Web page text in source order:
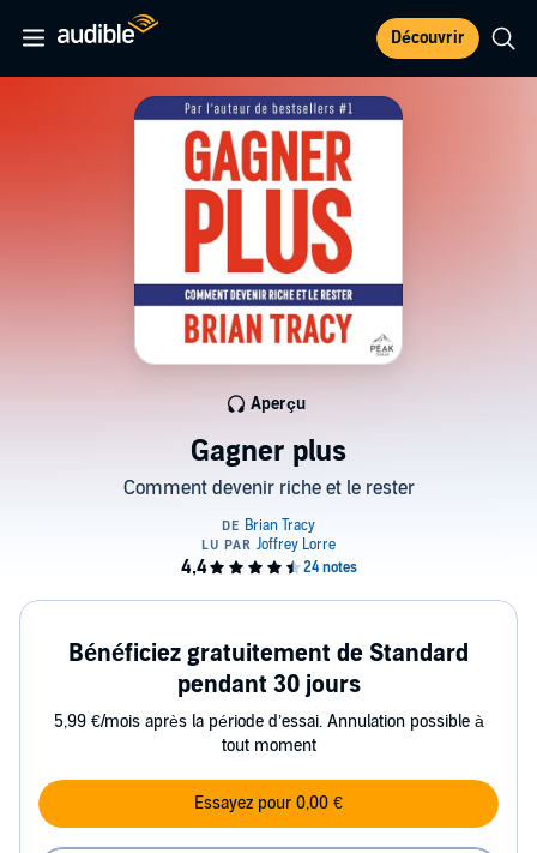
Découvrir
Gagner plus
Comment devenir riche et le rester
Aperçu
Bénéficiez gratuitement de Standard
pendant 30 jours
5,99 €/mois après la période d’essai. Annulation possible à
tout moment
Essayez pour 0,00 €